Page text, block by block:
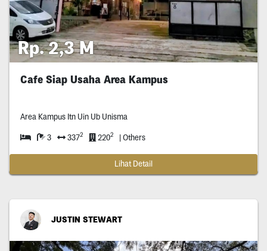
Rp. 2,3 M
Cafe Siap Usaha Area Kampus
Area Kampus Itn Uin Ub Unisma
3 3372 2202 | Others
Lihat Detail
JUSTIN STEWART